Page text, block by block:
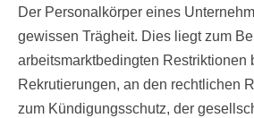
Der Personalkörper eines
gewissen Trägheit. Dies liegt zum
arbeitsmarktbedingten Restriktionen
Rekrutierungen, an den rechtlichen
zum Kündigungsschutz, der